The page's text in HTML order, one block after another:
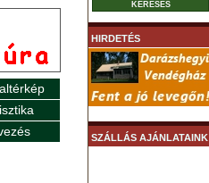
HIRDETÉS
SZÁLLÁS AJÁNLATAINK